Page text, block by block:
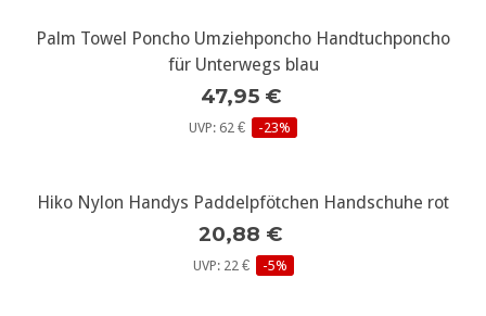
Palm Towel Poncho Umziehponcho Handtuchponcho
für Unterwegs blau
47,95 €
UVP: 62 € -23%
Hiko Nylon Handys Paddelpfötchen Handschuhe rot
20,88 €
UVP: 22 € -5%